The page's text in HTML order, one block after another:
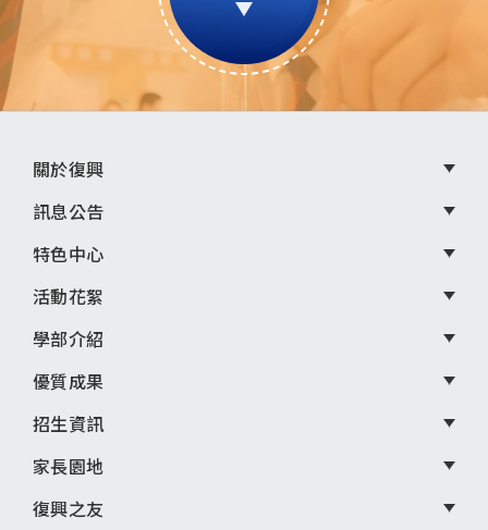
頁
尾
選
單
關於復興
訊息公告
特色中心
活動花絮
學部介紹
優質成果
招生資訊
家長園地
復興之友